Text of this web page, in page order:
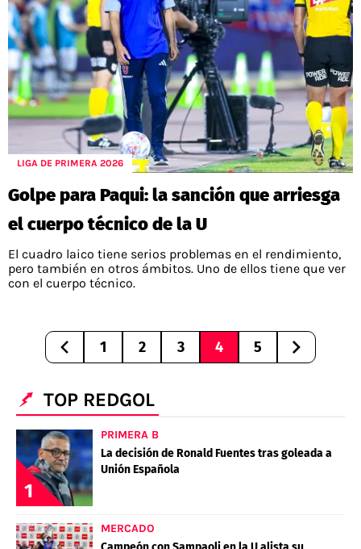
LIGA DE PRIMERA 2026
Golpe para Paqui: la sanción que arriesga
el cuerpo técnico de la U
El cuadro laico tiene serios problemas en el rendimiento,
pero también en otros ámbitos. Uno de ellos tiene que ver
con el cuerpo técnico.
1 2 3 4 5
TOP REDGOL
1
PRIMERA B
La decisión de Ronald Fuentes tras goleada a
Unión Española
MERCADO